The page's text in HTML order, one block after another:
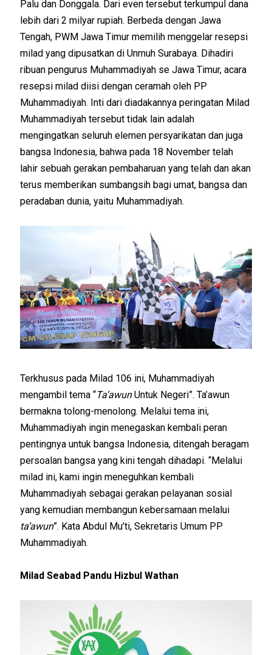
Palu dan Donggala. Dari even tersebut terkumpul dana
lebih dari 2 milyar rupiah. Berbeda dengan Jawa
Tengah, PWM Jawa Timur memilih menggelar resepsi
milad yang dipusatkan di Unmuh Surabaya. Dihadiri
ribuan pengurus Muhammadiyah se Jawa Timur, acara
resepsi milad diisi dengan ceramah oleh PP
Muhammadiyah. Inti dari diadakannya peringatan Milad
Muhammadiyah tersebut tidak lain adalah
mengingatkan seluruh elemen persyarikatan dan juga
bangsa Indonesia, bahwa pada 18 November telah
lahir sebuah gerakan pembaharuan yang telah dan akan
terus memberikan sumbangsih bagi umat, bangsa dan
peradaban dunia, yaitu Muhammadiyah.
Terkhusus pada Milad 106 ini, Muhammadiyah
mengambil tema “Ta’awunUntuk Negeri”. Ta’awun
bermakna tolong-menolong. Melalui tema ini,
Muhammadiyah ingin menegaskan kembali peran
pentingnya untuk bangsa Indonesia, ditengah beragam
persoalan bangsa yang kini tengah dihadapi. “Melalui
milad ini, kami ingin meneguhkan kembali
Muhammadiyah sebagai gerakan pelayanan sosial
yang kemudian membangun kebersamaan melalui
ta’awun”. Kata Abdul Mu’ti, Sekretaris Umum PP
Muhammadiyah.
Milad Seabad Pandu Hizbul Wathan